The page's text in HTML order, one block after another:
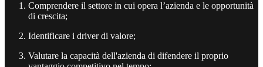
Comprendere il settore in cui opera l’azienda e le opportunità
di crescita;
Identificare i driver di valore;
Valutare la capacità dell'azienda di difendere il proprio